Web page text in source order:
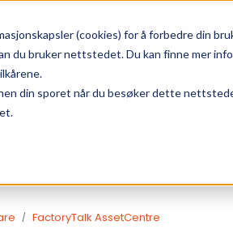
(cookies) for å forbedre din
du bruker nettstedet. Du kan finne mer
din sporet når du besøker dette
FactoryTalk AssetCentre